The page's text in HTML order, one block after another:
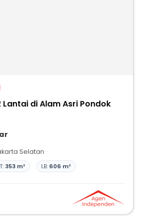
Lantai di Alam Asri Pondok
Selatan
353 m² LB: 606 m²